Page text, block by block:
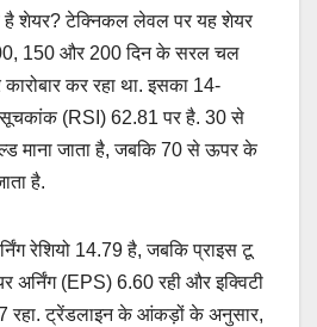
शेयर? टेक्निकल लेवल पर यह शेयर
150 और 200 दिन के सरल चल
कर रहा था. इसका 14-
सूचकांक (RSI) 62.81 पर है. 30 से
माना जाता है, जबकि 70 से ऊपर के
है.
रेशियो 14.79 है, जबकि प्राइस टू
अर्निंग (EPS) 6.60 रही और इक्विटी
रहा. ट्रेंडलाइन के आंकड़ों के अनुसार,